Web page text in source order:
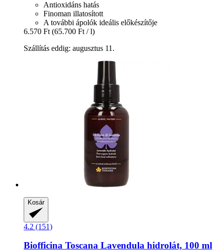
Antioxidáns hatás
Finoman illatosított
A további ápolók ideális előkészítője
6.570 Ft (65.700 Ft / l)
Szállítás eddig: augusztus 11.
Kosár
4.2 (151)
Biofficina Toscana Lavendula hidrolát, 100 ml